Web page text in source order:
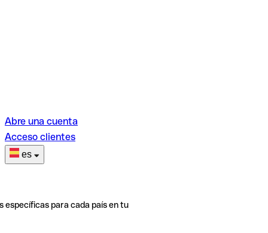
Abre una cuenta
Acceso clientes
es
específicas para cada país en tu